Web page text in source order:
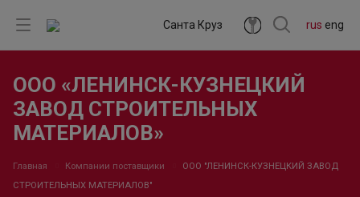
rus eng
Санта Круз
ООО «ЛЕНИНСК-КУЗНЕЦКИЙ
ЗАВОД СТРОИТЕЛЬНЫХ
МАТЕРИАЛОВ»
Главная Компании поставщики
ООО "ЛЕНИНСК-КУЗНЕЦКИЙ ЗАВОД
СТРОИТЕЛЬНЫХ МАТЕРИАЛОВ"